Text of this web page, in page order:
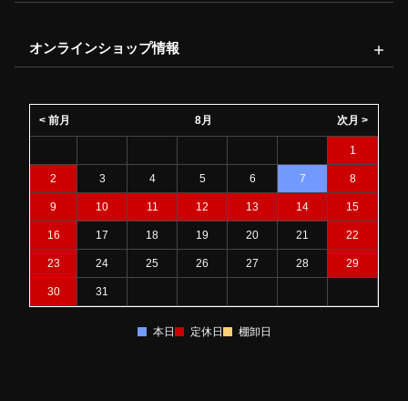
オンラインショップ情報
8月
< 前月 次月 >
1
2 3 4 5 6 7 8
9 10 11 12 13 14 15
16 17 18 19 20 21 22
23 24 25 26 27 28 29
30 31
本日 定休日 棚卸日